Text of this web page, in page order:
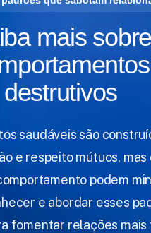
mais sobre
destrutivos
saudáveis são
e respeito mútuos,
podem
e abordar esses
fomentar relações